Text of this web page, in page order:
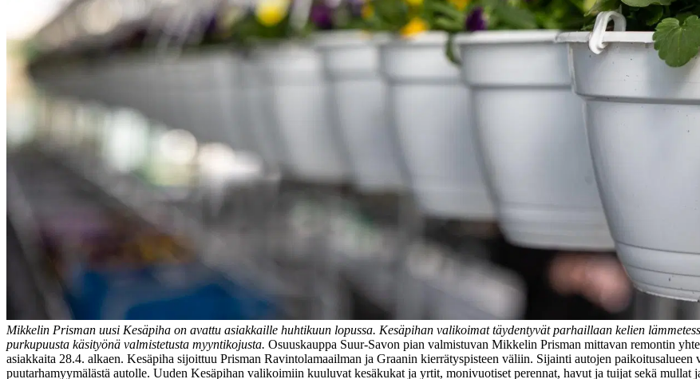
Mikkelin Prisman uusi Kesäpiha on avattu asiakkaille huhtikuun lopussa. Kesäpihan valikoimat täydentyvät parhaillaan kelien
purkupuusta käsityönä valmistetusta myyntikojusta. Osuuskauppa Suur-Savon pian valmistuvan Mikkelin Prisman mittavan remontin
asiakkaita 28.4. alkaen. Kesäpiha sijoittuu Prisman Ravintolamaailman ja Graanin kierrätyspisteen väliin. Sijainti autojen paikoitusalueen
puutarhamyymälästä autolle. Uuden Kesäpihan valikoimiin kuuluvat kesäkukat ja yrtit, monivuotiset perennat, havut ja tuijat sekä mullat